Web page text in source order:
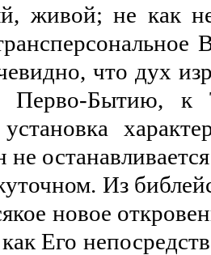
живой; не как
что дух
Перво-Бытию, к
Из
новое
Его